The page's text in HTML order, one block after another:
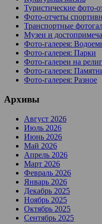
Туристические фото-
Фото-отчеты
Транспортные
Музеи и
Фото-галерея:
Фото-галерея: Парки
Фото-галереи на
Фото-галерея:
Фото-галерея: Разное
Архивы
Август 2026
Июль 2026
Июнь 2026
Май 2026
Апрель 2026
Март 2026
Февраль 2026
Январь 2026
Декабрь 2025
Ноябрь 2025
Октябрь 2025
Сентябрь 2025